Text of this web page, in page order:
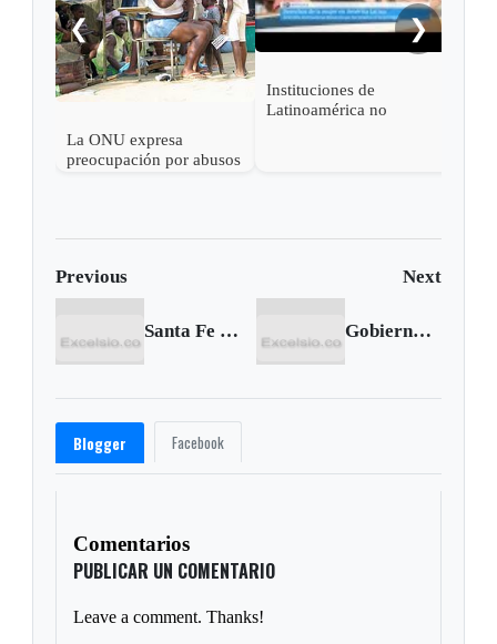
❮
La ONU expresa
preocupación por abusos
Instituciones de
Latinoamérica no
❯
Previous Next
Santa Fe da un paso importante hacia el título Gobierno pone un asterisco a cese al fuego de las Farc
Blogger Facebook
Comentarios
PUBLICAR UN COMENTARIO
Leave a comment. Thanks!